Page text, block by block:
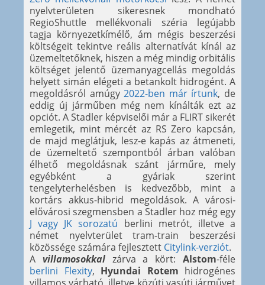
nyelvterületen sikeresnek mondható
RegioShuttle mellékvonali széria legújabb
tagja környezetkímélő, ám mégis beszerzési
költségeit tekintve reális alternatívát kínál az
üzemeltetőknek, hiszen a még mindig orbitális
költséget jelentő üzemanyagcellás megoldás
helyett simán elégeti a betankolt hidrogént. A
megoldásról amúgy2022-ben már írtunk, de
eddig új járműben még nem kínálták ezt az
opciót. A Stadler képviselői már a FLIRT sikerét
emlegetik, mint mércét az RS Zero kapcsán,
de majd meglátjuk, lesz-e kapás az átmeneti,
de üzemeltető szempontból árban valóban
élhető megoldásnak szánt járműre, mely
egyébként a gyáriak szerint
tengelyterhelésben is kedvezőbb, mint a
kortárs akkus-hibrid megoldások. A városi-
elővárosi szegmensben a Stadler hoz még egy
J vagy JK sorozatú berlini metrót, illetve a
német nyelvterület tram-train beszerzési
közössége számára fejlesztett Citylink-verziót.
A villamosokkalzárva a kört:Alstom-féle
berlini Flexity, Hyundai Rotem hidrogénes